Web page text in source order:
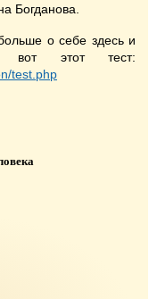
Богданова.
о себе здесь и
вот этот тест:
test.php